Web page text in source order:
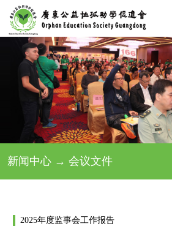
新闻中心 → 会议文件
2025年度监事会工作报告